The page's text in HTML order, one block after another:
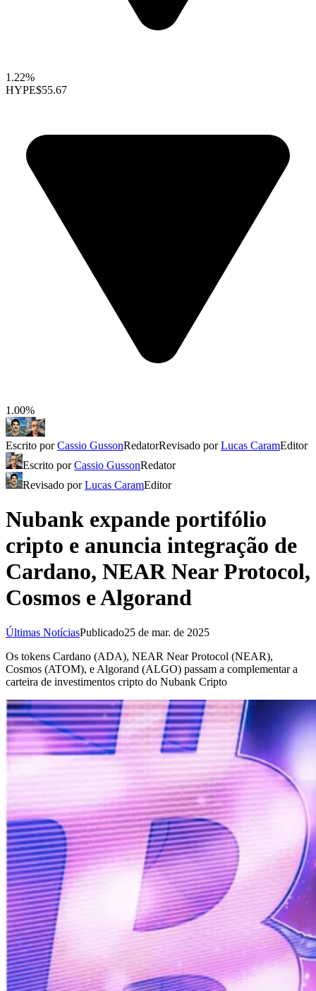
1.22%
HYPE$55.67
1.00%
Escrito porCassio GussonRedatorRevisado porLucas CaramEditor
Escrito porCassio GussonRedator
Revisado porLucas CaramEditor
Nubank expande portifólio
cripto e anuncia integração de
Cardano, NEAR Near Protocol,
Cosmos e Algorand
Últimas NotíciasPublicado25 de mar. de 2025
Os tokens Cardano (ADA), NEAR Near Protocol (NEAR),
Cosmos (ATOM), e Algorand (ALGO) passam a complementar a
carteira de investimentos cripto do Nubank Cripto